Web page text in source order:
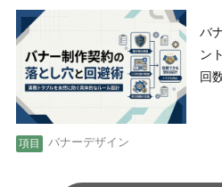
バ
ン
回
バナーデザイン